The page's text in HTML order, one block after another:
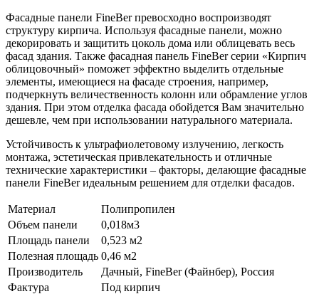
Фасадные панели FineBer превосходно воспроизводят
структуру кирпича. Используя фасадные панели, можно
декорировать и защитить цоколь дома или облицевать весь
фасад здания. Также фасадная панель FineBer серии «Кирпич
облицовочный» поможет эффектно выделить отдельные
элементы, имеющиеся на фасаде строения, например,
подчеркнуть величественность колонн или обрамление углов
здания. При этом отделка фасада обойдется Вам значительно
дешевле, чем при использовании натурального материала.
Устойчивость к ультрафиолетовому излучению, легкость
монтажа, эстетическая привлекательность и отличные
технические характеристики – факторы, делающие фасадные
панели FineBer идеальным решением для отделки фасадов.
Материал
Полипропилен
Объем панели
0,018м3
Площадь панели
0,523 м2
Полезная площадь 0,46 м2
Производитель
Дачный, FineBer (Файнбер), Россия
Фактура
Под кирпич